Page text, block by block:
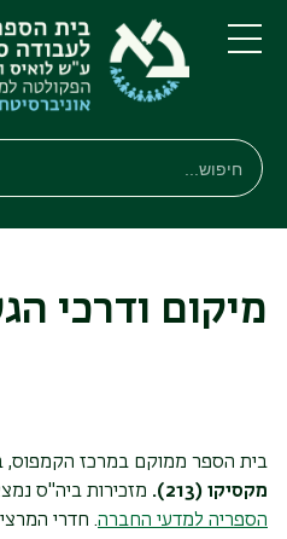
תפריט
חיפוש
Search
מיקום ודרכי
בית הספר ממוקם במרכז הקמפוס,
מקסיקו (213).
מזכירות ביה"ס
הספריה למדעי החברה. חדרי